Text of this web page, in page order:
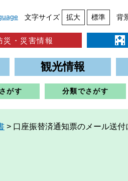
文字サイズ 拡大 標準 背
災・災害情報
観光情報
がす 分類でさがす
> 口座振替済通知票のメール送付